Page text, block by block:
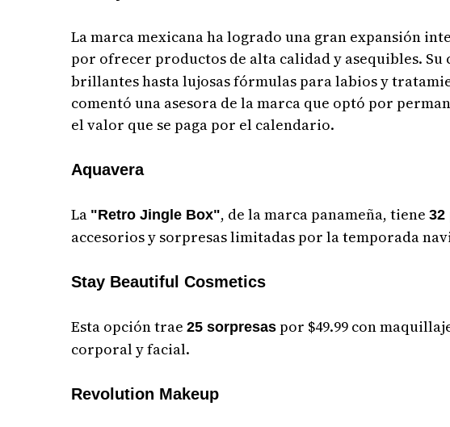
La marca mexicana ha logrado una gran expansión
por ofrecer productos de alta calidad y asequibles. Su
brillantes hasta lujosas fórmulas para labios y
comentó una asesora de la marca que optó por
el valor que se paga por el calendario.
Aquavera
La "Retro Jingle Box", de la marca panameña, tiene32
accesorios y sorpresas limitadas por la temporada
Stay Beautiful Cosmetics
Esta opción trae25 sorpresas por $49.99 con
corporal y facial.
Revolution Makeup